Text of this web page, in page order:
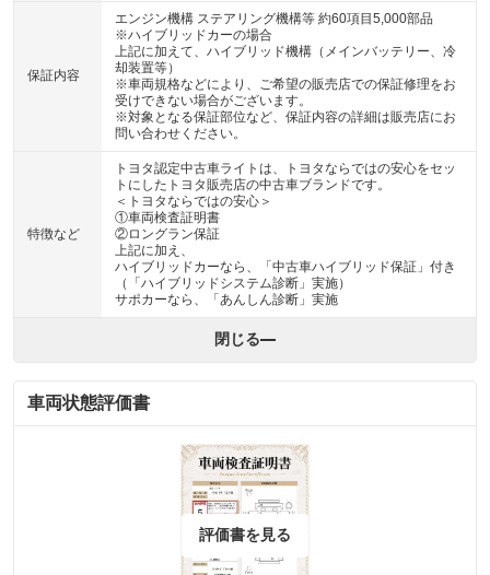
保証内容
エンジン機構 ステアリング機構等 約60項目5,000部品
※ハイブリッドカーの場合
上記に加えて、ハイブリッド機構（メインバッテリー、冷
却装置等）
※車両規格などにより、ご希望の販売店での保証修理をお
受けできない場合がございます。
※対象となる保証部位など、保証内容の詳細は販売店にお
問い合わせください。
特徴など
トヨタ認定中古車ライトは、トヨタならではの安心をセッ
トにしたトヨタ販売店の中古車ブランドです。
＜トヨタならではの安心＞
①車両検査証明書
②ロングラン保証
上記に加え、
ハイブリッドカーなら、「中古車ハイブリッド保証」付き
（「ハイブリッドシステム診断」実施）
サポカーなら、「あんしん診断」実施
閉じる
車両状態評価書
評価書を見る